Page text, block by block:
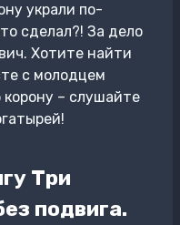
украли по-
сделал?! За дело
Хотите найти
с молодцем
– слушайте
Три
подвига.